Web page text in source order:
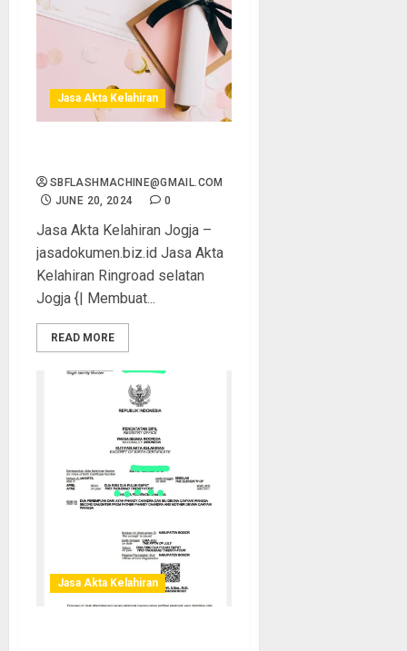
Jasa Akta Kelahiran
SBFLASHMACHINE@GMAIL.COM
JUNE 20, 2024
0
Jasa Akta Kelahiran Jogja –
jasadokumen.biz.id Jasa Akta
Kelahiran Ringroad selatan
Jogja {| Membuat...
READ MORE
Jasa Akta Kelahiran